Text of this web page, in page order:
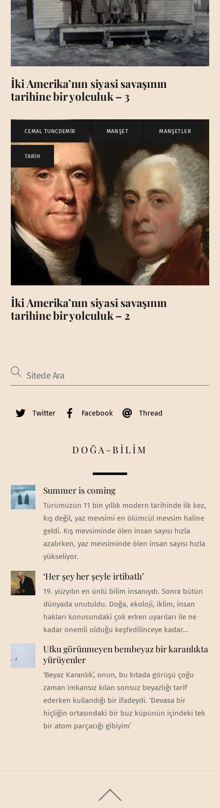
İki Amerika’nın siyasi savaşının
tarihine bir yolculuk – 3
CEMAL TUNCDEMİR MANŞET MANŞETLER
TARİH
İki Amerika’nın siyasi savaşının
tarihine bir yolculuk – 2
Twitter Facebook Thread
DOĞA-BİLİM
Summer is coming
Türümüzün 11 bin yıllık modern tarihinde ilk kez,
kış değil, yaz mevsimi en ölümcül mevsim haline
geldi. Kış mevsiminde ölen insan sayısı hızla
azalırken, yaz mevsiminde ölen insan sayısı hızla
yükseliyor.
‘Her şey her şeyle irtibatlı’
19. yüzyılın en ünlü bilim insanıydı. Sonra bütün
dünyada unutuldu. Doğa, ekoloji, iklim, insan
hakları konusundaki çok erken uyarıları ile ne
kadar önemli olduğu keşfedilinceye kadar...
Ufku görünmeyen bembeyaz bir karanlıkta
yürüyenler
‘Beyaz Karanlık’, onun, bu kıtada görüşü çoğu
zaman imkansız kılan sonsuz beyazlığı tarif
ederken kullandığı bir ifadeydi. ‘Devasa bir
hiçliğin ortasındaki bir buz küpünün içindeki tek
bir atom parçacığı gibiyim’
To